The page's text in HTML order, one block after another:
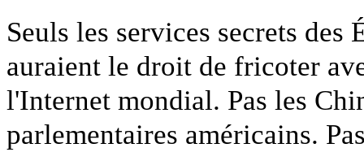
Seuls les services secrets
auraient le droit de fricoter
l'Internet mondial. Pas les
parlementaires américains.